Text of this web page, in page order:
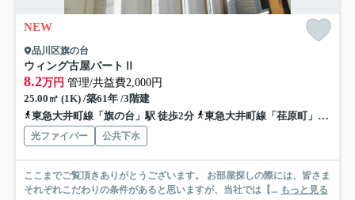
NEW
品川区旗の台
ウィング古屋パートⅡ
8.2万円 管理/共益費2,000円
25.00㎡ (1K) /築61年 /3階建
東急大井町線「旗の台」駅 徒歩2分
東急大井町線「荏原町」駅 徒歩4分
光ファイバー 公共下水
ここまでご覧頂きありがとうございます。 お部屋探しの際には、皆さま
それぞれこだわりの条件があると思いますが、当社では【... もっと見る